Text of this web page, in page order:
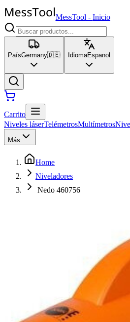
MessTool - Inicio
PaísGermany🇩🇪 IdiomaEspanol
Carrito
Niveles láserTelémetrosMultímetros
Más
Home
Niveladores
Nedo 460756